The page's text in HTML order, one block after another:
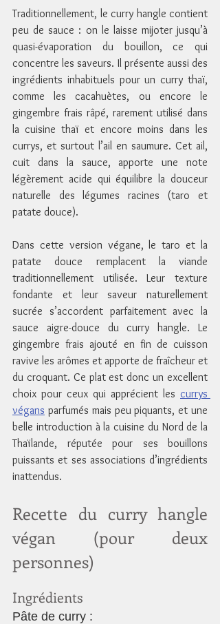
Traditionnellement, le curry hangle contient
peu de sauce : on le laisse mijoter jusqu’à
quasi-évaporation du bouillon, ce qui
concentre les saveurs. Il présente aussi des
ingrédients inhabituels pour un curry thaï,
comme les cacahuètes, ou encore le
gingembre frais râpé, rarement utilisé dans
la cuisine thaï et encore moins dans les
currys, et surtout l’ail en saumure. Cet ail,
cuit dans la sauce, apporte une note
légèrement acide qui équilibre la douceur
naturelle des légumes racines (taro et
patate douce).
Dans cette version végane, le taro et la
patate douce remplacent la viande
traditionnellement utilisée. Leur texture
fondante et leur saveur naturellement
sucrée s’accordent parfaitement avec la
sauce aigre-douce du curry hangle. Le
gingembre frais ajouté en fin de cuisson
ravive les arômes et apporte de fraîcheur et
du croquant. Ce plat est donc un excellent
choix pour ceux qui apprécient les currys
végans parfumés mais peu piquants, et une
belle introduction à la cuisine du Nord de la
Thaïlande, réputée pour ses bouillons
puissants et ses associations d’ingrédients
inattendus.
Recette du curry hangle
végan (pour deux
personnes)
Ingrédients
Pâte de curry :